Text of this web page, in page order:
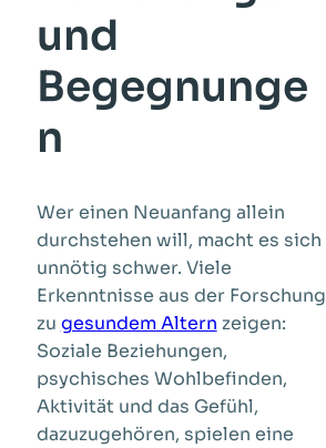
und
Begegnunge
n
Wer einen Neuanfang allein
durchstehen will, macht es sich
unnötig schwer. Viele
Erkenntnisse aus der Forschung
zu gesundem Altern zeigen:
Soziale Beziehungen,
psychisches Wohlbefinden,
Aktivität und das Gefühl,
dazuzugehören, spielen eine